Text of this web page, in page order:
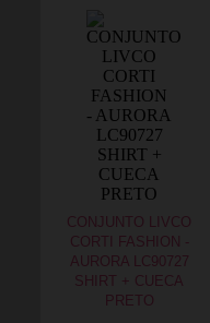
CONJUNTO LIVCO
CORTI FASHION -
AURORA LC90727
SHIRT + CUECA
PRETO